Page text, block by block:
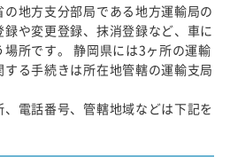
地方支分部局である地方運輸局の
や変更登録、抹消登録など、車に
所です。 静岡県には3ヶ所の運輸
る手続きは所在地管轄の運輸支局
電話番号、管轄地域などは下記を